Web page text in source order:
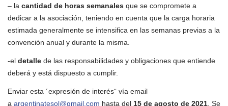
– la cantidad de horas semanales que se compromete a
dedicar a la asociación, teniendo en cuenta que la carga horaria
estimada generalmente se intensifica en las semanas previas a la
convención anual y durante la misma.
-el detalle de las responsabilidades y obligaciones que entiende
deberá y está dispuesto a cumplir.
Enviar esta ´expresión de interés¨ vía email
a argentinatesol@gmail.com hasta del 15 de agosto de 2021 . Se